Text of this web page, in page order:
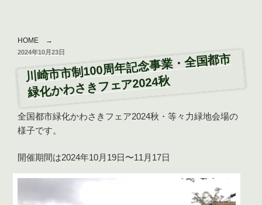
HOME →
投
2024年10月23日
川崎市市制100周年記念事業・全国都市
緑化かわさきフェア2024秋
全国都市緑化かわさきフェア2024秋・等々力緑地会場の
様子です。
開催期間は2024年10月19日〜11月17日